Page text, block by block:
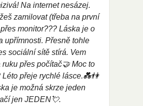
Na internet nesázej.
zamilovat (třeba na první
monitor??? Láska je o
upřímnosti. Přesně tohle
sociální sítě stírá. Vem
ruku přes počítač🤝 Moc to
Léto přeje rychlé lásce.💑👫
je možná skrze jeden
jen JEDEN💘.